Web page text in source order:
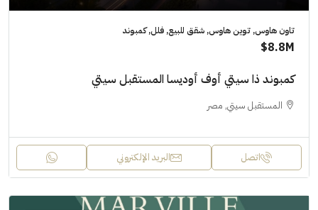
تاون هاوس, توين هاوس, شقق للبيع, فلل, كمبوند
8.8M$
كمبوند ذا سيتي أوف أوديسا المستقبل سيتي
المستقبل سيتي, مصر
اتصل البريد الإلكتروني